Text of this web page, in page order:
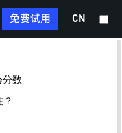
免费试用 CN
数